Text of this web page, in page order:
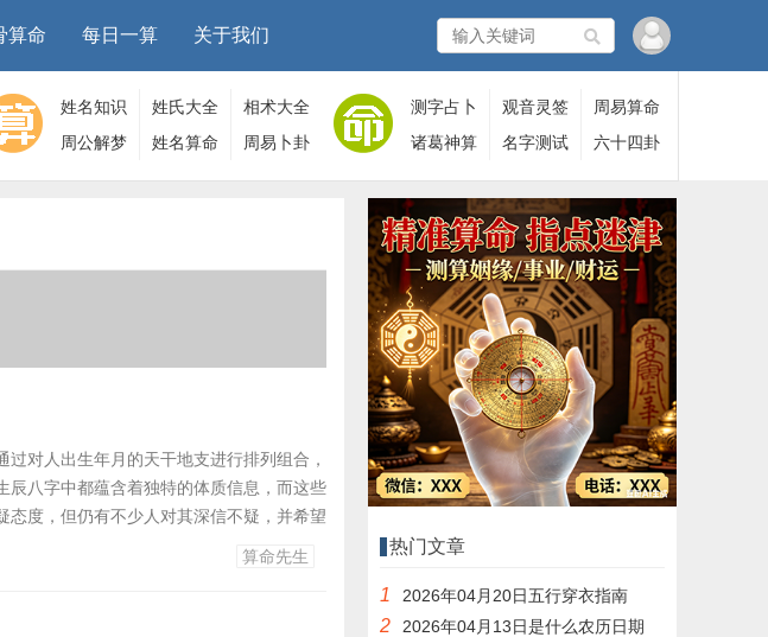
算命 每日一算 关于我们
姓名知识 姓氏大全
相术大全
周公解梦
姓名算命 周易卜卦
测字占卜 观音灵签
周易算命
诸葛神算
名字测试 六十四卦
对人出生年月的天干地支进行排列组合，
辰八字中都蕴含着独特的体质信息，而这些
度，但仍有不少人对其深信不疑，并希望
算命先生 热门文章
1 2026年04月20日五行穿衣指南
2 2026年04月13日是什么农历日期